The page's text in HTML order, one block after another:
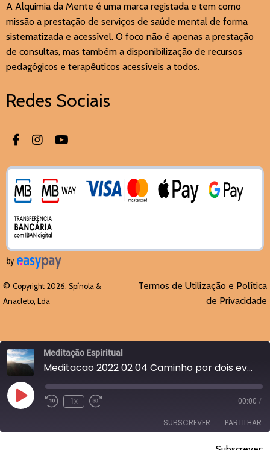
A Alquimia da Mente é uma marca registada e tem como
missão a prestação de serviços de saúde mental de forma
sistematizada e acessível. O foco não é apenas a prestação
de consultas, mas também a disponibilização de recursos
pedagógicos e terapêuticos acessíveis a todos.
Redes Sociais
© Copyright 2026, Spínola &
Anacleto, Lda
Termos de Utilização e Política
de Privacidade
Meditação Espiritual
Meditacao 2022 02 04 Caminho por dois eventos do passado
Reproduzir
episódio
1x 00:00 /
SUBSCREVER PARTILHAR